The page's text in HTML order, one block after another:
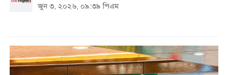
জুন ৩, ২০২৬, ০৯:৩৯ পিএম